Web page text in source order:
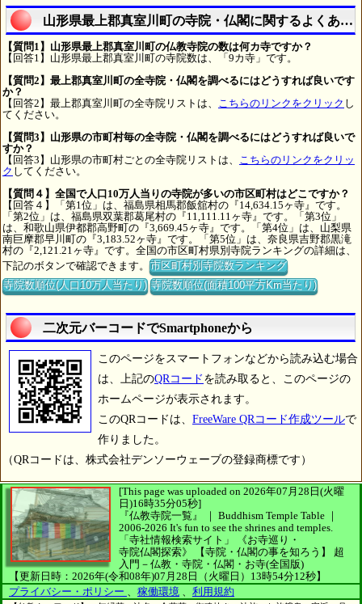
山形県最上郡真室川町の寺院・仏閣に関するよくある
【質問1】山形県最上郡真室川町の仏教寺院の数は何カ寺ですか？
【回答1】山形県最上郡真室川町の寺院数は、「9カ寺」です。
【質問2】最上郡真室川町の全寺院・仏閣を調べるにはどうすれば良いです
か？
【回答2】最上郡真室川町の全寺院リストは、
こちらのリンクをクリック し
てください。
【質問3】山形県の市町村毎の全寺院・仏閣を調べるにはどうすれば良いで
すか？
【回答3】山形県の市町村ごとの全寺院リストは、
こちらのリンクをクリッ
ク してください。
【質問４】全国で人口10万人当りの寺院が多いの市区町村はどこですか？
【回答４】「第1位」は、福島県相馬郡飯舘村の『14,634.15ヶ寺』です。
「第2位」は、福島県双葉郡葛尾村の『11,111.11ヶ寺』です。「第3位」
は、和歌山県伊都郡高野町の『3,669.45ヶ寺』です。「第4位」は、山梨県
南巨摩郡早川町の『3,183.52ヶ寺』です。「第5位」は、奈良県吉野郡黒滝
村の『2,121.21ヶ寺』です。全国の市区町村県別寺院ランキングの詳細は、
下記のボタンで確認できます。市区町村別寺院数ランキング
寺院数順位(人口10万人当たり) 寺院数順位(面積100平方Km当たり)
二次元バーコードでSmartphoneから
このページをスマートフォンなどから読み込む場合
は、上記のQRコード を読み取ると、このページの
ホームページが表示されます。
このQRコードは、 FreeWare QRコード作成ツールで
作りました。
（QRコードは、株式会社デンソーウェーブの登録商標です）
[This page was uploaded on 2026年07月28日(火曜
日)16時35分05秒]
『仏教寺院一覧』 ｜ Buddhism Temple Table ｜
2006-2026 It's fun to see the shrines and temples.
「寺社情報検索サイト」
《お寺巡り・
寺院仏閣探索》
【寺院・仏閣の事を知ろう】
超
入門－仏教・寺院・仏閣・お寺(全国版)
【更新日時：2026年(令和08年)07月28日（火曜日）13時54分12秒】
プライバシー・ポリシー
稼働環境 利用規約